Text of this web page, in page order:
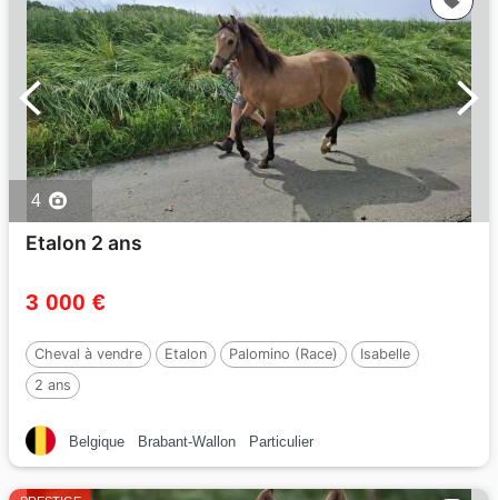
4
Etalon 2 ans
3 000 €
Cheval à vendre Etalon Palomino (Race)
Isabelle
2 ans
Belgique Brabant-Wallon Particulier